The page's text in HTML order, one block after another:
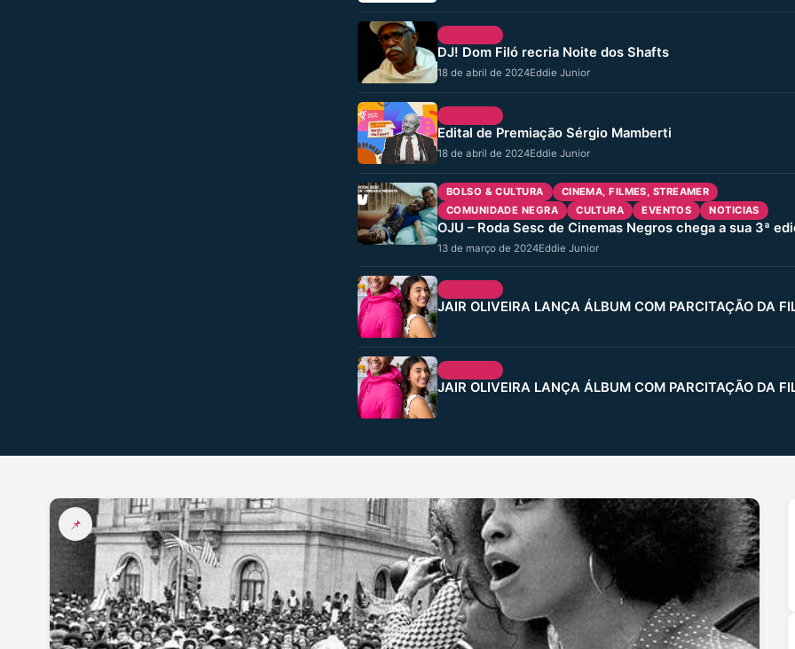
DJ! Dom Filó recria Noite dos Shafts
18 de abril de 2024Eddie Junior
Edital de Premiação Sérgio Mamberti
18 de abril de 2024Eddie Junior
BOLSO & CULTURA
CINEMA, FILMES, STREAMER
COMUNIDADE NEGRA
CULTURA EVENTOS NOTICIAS
OJU – Roda Sesc de Cinemas Negros chega a sua 3ª
13 de março de 2024Eddie Junior
JAIR OLIVEIRA LANÇA ÁLBUM COM PARCITAÇÃO DA
JAIR OLIVEIRA LANÇA ÁLBUM COM PARCITAÇÃO DA
📌